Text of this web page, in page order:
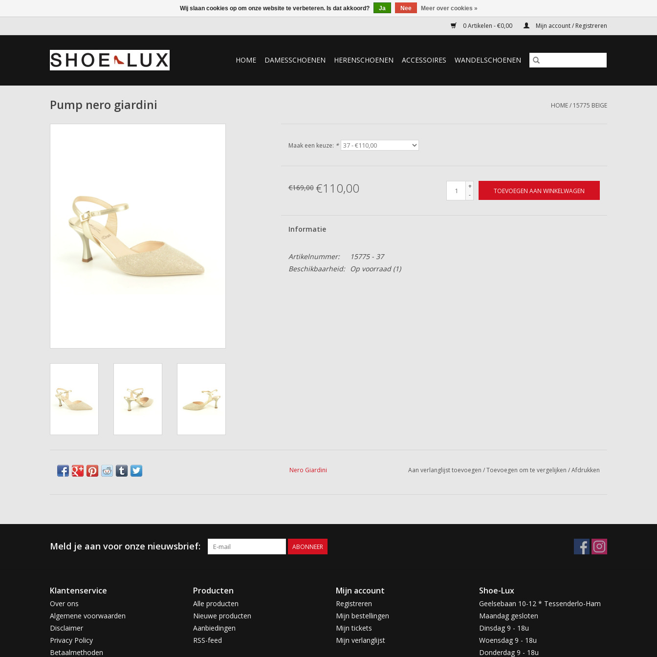
0 Artikelen - €0,00 Mijn account / Registreren
HOME DAMESSCHOENEN HERENSCHOENEN ACCESSOIRES WANDELSCHOENEN
Pump nero giardini HOME/ 15775 BEIGE
Maak een keuze: *
€169,00 €110,00
+
-
TOEVOEGEN AAN WINKELWAGEN
Informatie
Artikelnummer:
15775 - 37
Beschikbaarheid:
Op voorraad(1)
Nero Giardini Aan verlanglijst toevoegen /Toevoegen om te vergelijken /Afdrukken
Meld je aan voor onze nieuwsbrief: ABONNEER
Klantenservice
Over ons
Algemene voorwaarden
Disclaimer
Privacy Policy
Betaalmethoden
Producten
Alle producten
Nieuwe producten
Aanbiedingen
RSS-feed
Mijn account
Registreren
Mijn bestellingen
Mijn tickets
Mijn verlanglijst
Shoe-Lux
Geelsebaan 10-12 * Tessenderlo-Ham
Maandag gesloten
Dinsdag 9 - 18u
Woensdag 9 - 18u
Donderdag 9 - 18u
Wij slaan cookies op om onze website te verbeteren. Is dat akkoord? Ja Nee Meer over cookies »